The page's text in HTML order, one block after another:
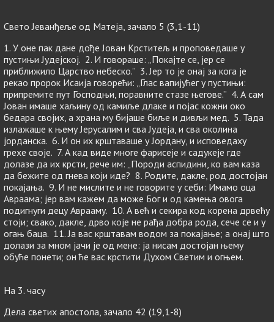
Свето Јеванђеље од Матеја, зачало 5 (3,1-11)
1. У оне пак дане дође Јован Крститељ и проповедаше у
пустињи Јудејској. 2. И говораше: „Покајте се, јер се
приближило Царство небеско.” 3. Јер то је онај за кога је
рекао пророк Исаија говорећи: „Глас вапијућег у пустињи:
припремите пут Господњи, поравните стазе његове.” 4. А сам
Јован имаше хаљину од камиље длаке и појас кожни око
бедара својих, а храна му бијаше биље и дивљи мед. 5. Тада
излажаше к њему Јерусалим и сва Јудеја, и сва околина
јорданска. 6. И он их крштаваше у Јордану, и исповедаху
грехе своје. 7. А кад виде многе фарисеје и садукеје где
долазе да их крсти, рече им: „Породи аспидини, ко вам каза
да бежите од гнева који иде? 8. Родите, дакле, род достојан
покајања. 9. И не мислите и не говорите у себи: Имамо оца
Авраама; јер вам кажем да може Бог и од камења овога
подигнуги децу Аврааму. 10. А већ и секира код корена дрвећу
стоји; свако, дакле, дрво које не рађа добра рода, сече се и у
огањ баца. 11. Ја вас крштавам водом за покајање; а онај што
долази за мном јачи је од мене: ја нисам достојан њему
обуће понети; он ће вас крстити Духом Светим и огњем.
На 3. часу
Дела светих апостола, зачало 42 (19,1-8)